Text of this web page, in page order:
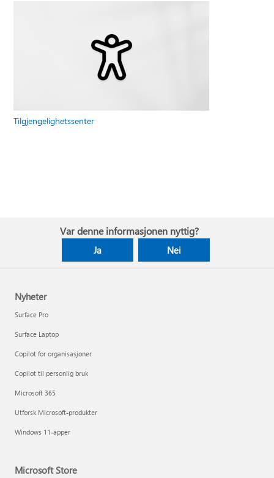
Tilgjengelighetssenter
Var denne informasjonen nyttig?
Ja Nei
Nyheter
Surface Pro
Surface Laptop
Copilot for organisasjoner
Copilot til personlig bruk
Microsoft 365
Utforsk Microsoft-produkter
Windows 11-apper
Microsoft Store